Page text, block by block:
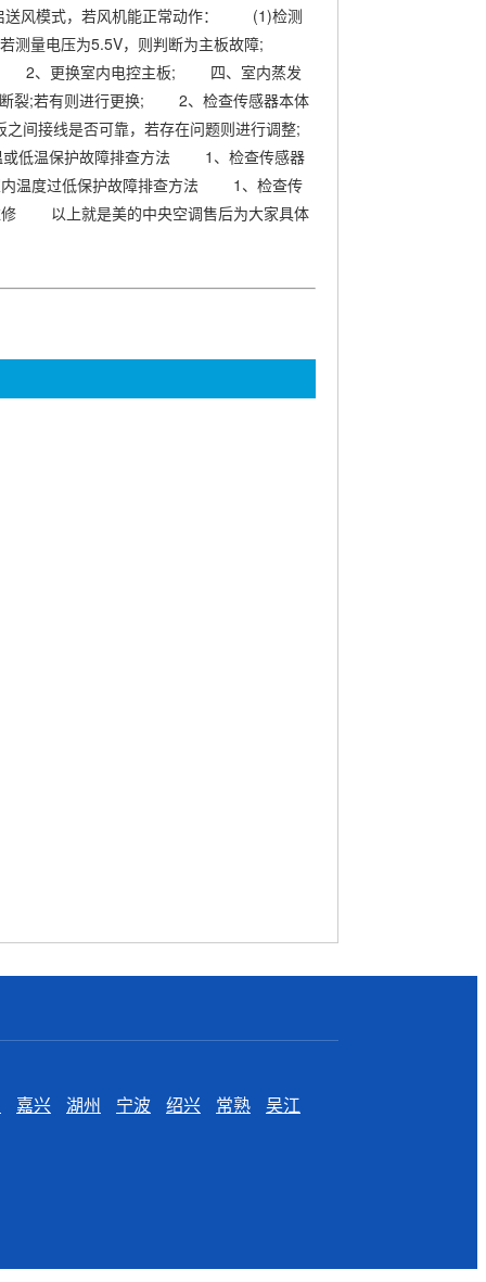
送风模式，若风机能正常动作： (1)检测
量电压为5.5V，则判断为主板故障;
; 2、更换室内电控主板; 四、室内蒸发
断裂;若有则进行更换; 2、检查传感器本体
接线是否可靠，若存在问题则进行调整;
或低温保护故障排查方法 1、检查传感器
温度过低保护故障排查方法 1、检查传
修 以上就是美的中央空调售后为大家具体
嘉兴 湖州 宁波 绍兴 常熟 吴江